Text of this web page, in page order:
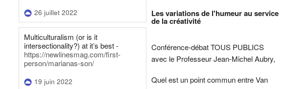
26 juillet 2022
Multiculturalism (or is it
intersectionality?) at it’s best -
https://newlinesmag.com/first-
person/marianas-son/
19 juin 2022
Les variations de l'humeur au service
de la créativité
Conférence-débat TOUS PUBLICS
avec le Professeur Jean-Michel Aubry,
Quel est un point commun entre Van